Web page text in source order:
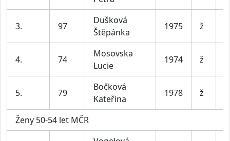
3. 97
Dušková
Štěpánka
1975 ž
4. 74
Mosovska
Lucie
1974 ž
5. 79
Bočková
Kateřina
1978 ž
Ženy 50-54 let MČR